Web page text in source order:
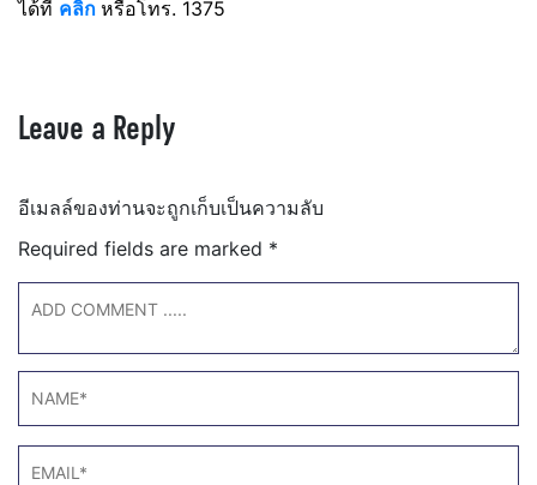
ได้ที่ คลิก หรือโทร. 1375
Leave a Reply
อีเมลล์ของท่านจะถูกเก็บเป็นความลับ
Required fields are marked *